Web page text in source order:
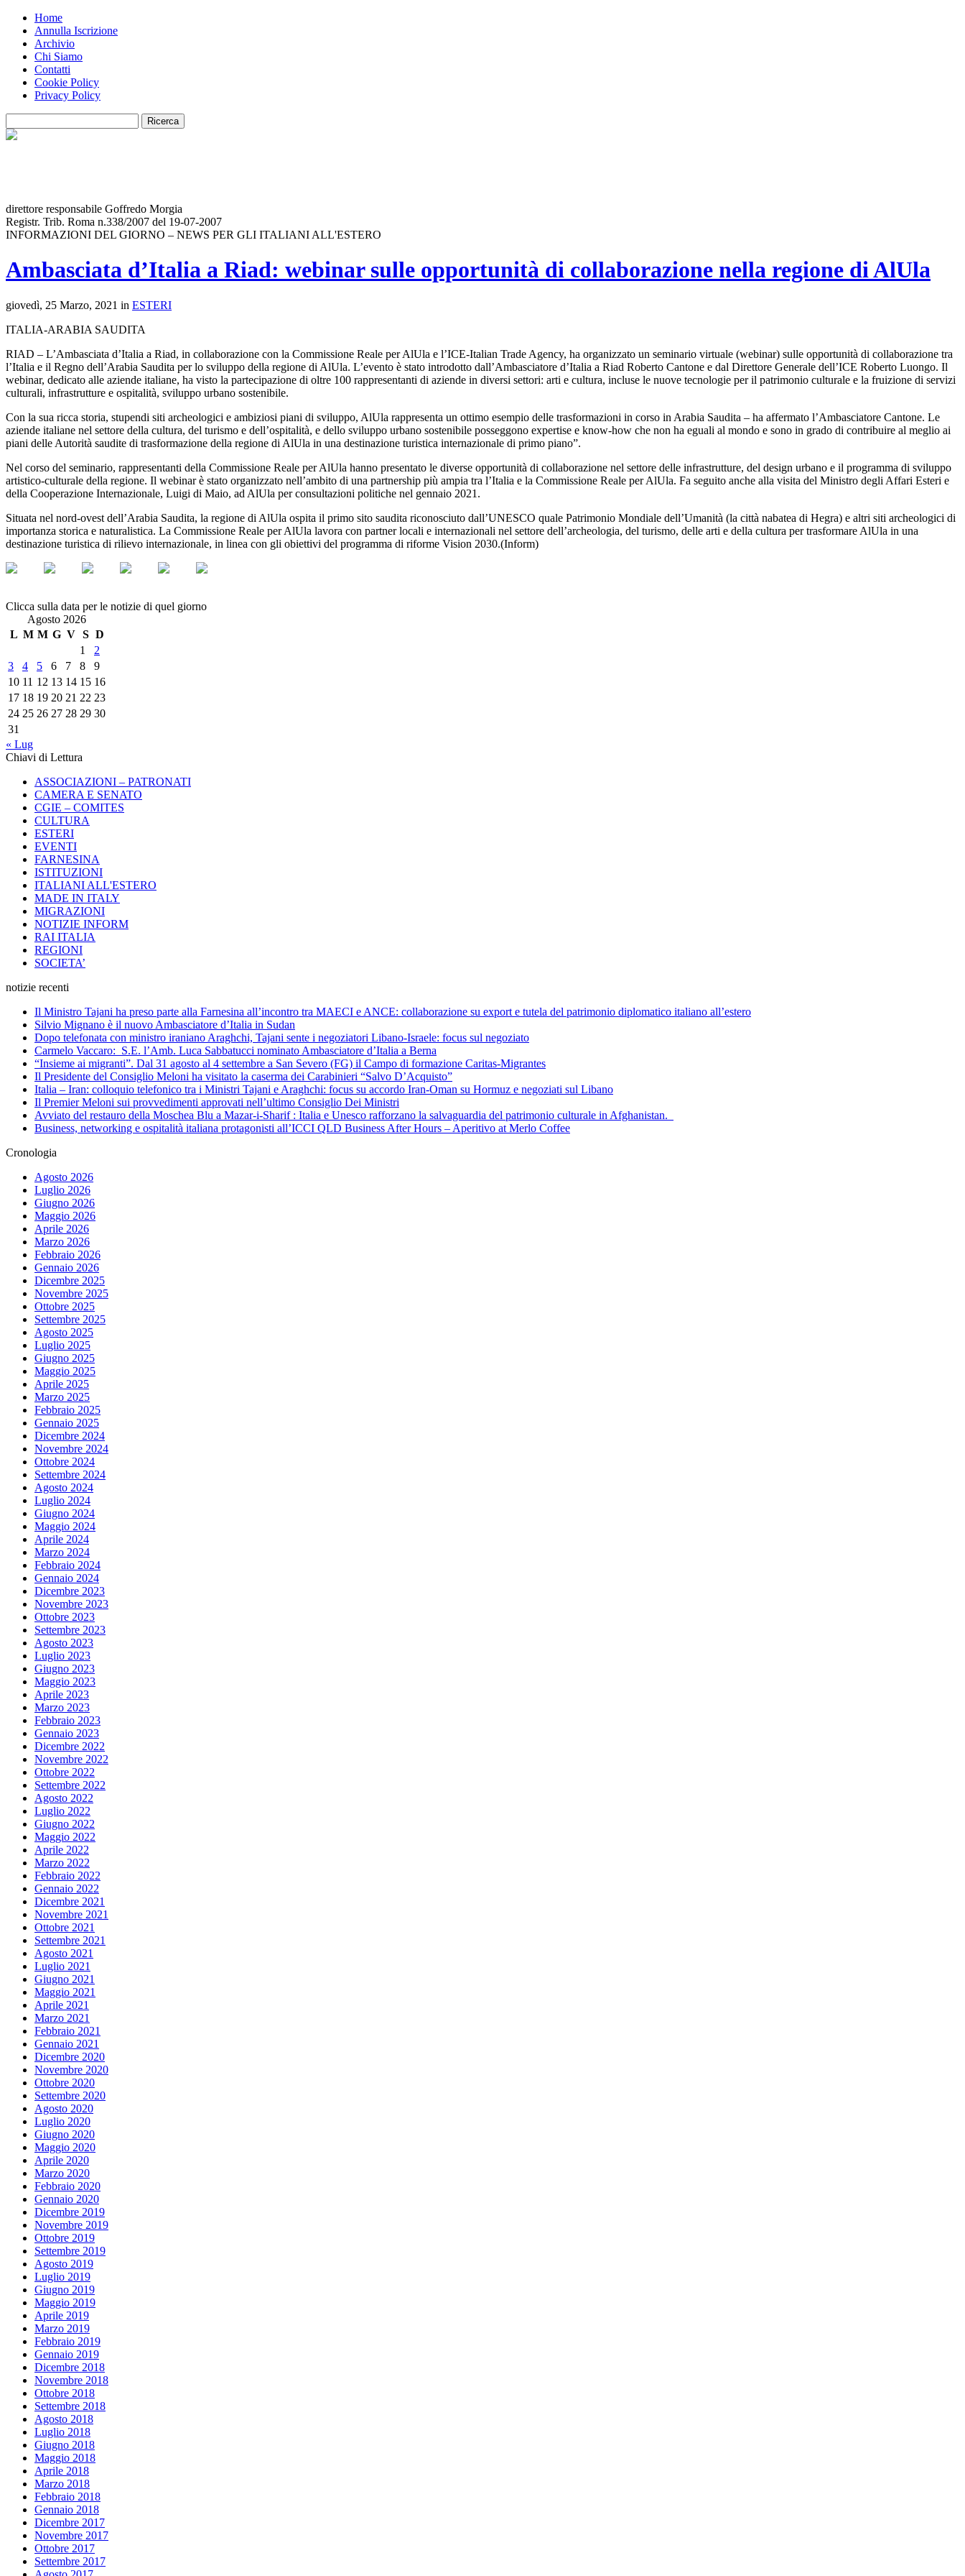
Home
Annulla Iscrizione
Archivio
Chi Siamo
Contatti
Cookie Policy
Privacy Policy
direttore responsabile Goffredo Morgia
Registr. Trib. Roma n.338/2007 del 19-07-2007
INFORMAZIONI DEL GIORNO – NEWS PER GLI ITALIANI ALL'ESTERO
Ambasciata d’Italia a Riad: webinar sulle opportunità di collaborazione nella regione di AlUla
giovedì, 25 Marzo, 2021 in ESTERI
ITALIA-ARABIA SAUDITA
RIAD – L’Ambasciata d’Italia a Riad, in collaborazione con la Commissione Reale per AlUla e l’ICE-Italian Trade Agency, ha organizzato un seminario virtuale (webinar) sulle opportunità di collaborazione tra
l’Italia e il Regno dell’Arabia Saudita per lo sviluppo della regione di AlUla. L’evento è stato introdotto dall’Ambasciatore d’Italia a Riad Roberto Cantone e dal Direttore Generale dell’ICE Roberto Luongo. Il
webinar, dedicato alle aziende italiane, ha visto la partecipazione di oltre 100 rappresentanti di aziende in diversi settori: arti e cultura, incluse le nuove tecnologie per il patrimonio culturale e la fruizione di servizi
culturali, infrastrutture e ospitalità, sviluppo urbano sostenibile.
Con la sua ricca storia, stupendi siti archeologici e ambiziosi piani di sviluppo, AlUla rappresenta un ottimo esempio delle trasformazioni in corso in Arabia Saudita – ha affermato l’Ambasciatore Cantone. Le
aziende italiane nel settore della cultura, del turismo e dell’ospitalità, e dello sviluppo urbano sostenibile posseggono expertise e know-how che non ha eguali al mondo e sono in grado di contribuire al meglio ai
piani delle Autorità saudite di trasformazione della regione di AlUla in una destinazione turistica internazionale di primo piano”.
Nel corso del seminario, rappresentanti della Commissione Reale per AlUla hanno presentato le diverse opportunità di collaborazione nel settore delle infrastrutture, del design urbano e il programma di sviluppo
artistico-culturale della regione. Il webinar è stato organizzato nell’ambito di una partnership più ampia tra l’Italia e la Commissione Reale per AlUla. Fa seguito anche alla visita del Ministro degli Affari Esteri e
della Cooperazione Internazionale, Luigi di Maio, ad AlUla per consultazioni politiche nel gennaio 2021.
Situata nel nord-ovest dell’Arabia Saudita, la regione di AlUla ospita il primo sito saudita riconosciuto dall’UNESCO quale Patrimonio Mondiale dell’Umanità (la città nabatea di Hegra) e altri siti archeologici di
importanza storica e naturalistica. La Commissione Reale per AlUla lavora con partner locali e internazionali nel settore dell’archeologia, del turismo, delle arti e della cultura per trasformare AlUla in una
destinazione turistica di rilievo internazionale, in linea con gli obiettivi del programma di riforme Vision 2030.(Inform)
Clicca sulla data per le notizie di quel giorno
Agosto 2026
L M M G V S D
1
2
3
4 5 6 7 8
9
10 11 12 13 14 15 16
17 18 19 20 21 22 23
24 25 26 27 28 29 30
31
« Lug
Chiavi di Lettura
ASSOCIAZIONI – PATRONATI
CAMERA E SENATO
CGIE – COMITES
CULTURA
ESTERI
EVENTI
FARNESINA
ISTITUZIONI
ITALIANI ALL'ESTERO
MADE IN ITALY
MIGRAZIONI
NOTIZIE INFORM
RAI ITALIA
REGIONI
SOCIETA’
notizie recenti
Il Ministro Tajani ha preso parte alla Farnesina all’incontro tra MAECI e ANCE: collaborazione su export e tutela del patrimonio diplomatico italiano all’estero
Silvio Mignano è il nuovo Ambasciatore d’Italia in Sudan
Dopo telefonata con ministro iraniano Araghchi, Tajani sente i negoziatori Libano-Israele: focus sul negoziato
Carmelo Vaccaro: S.E. l’Amb. Luca Sabbatucci nominato Ambasciatore d’Italia a Berna
“Insieme ai migranti”. Dal 31 agosto al 4 settembre a San Severo (FG) il Campo di formazione Caritas-Migrantes
Il Presidente del Consiglio Meloni ha visitato la caserma dei Carabinieri “Salvo D’Acquisto”
Italia – Iran: colloquio telefonico tra i Ministri Tajani e Araghchi: focus su accordo Iran-Oman su Hormuz e negoziati sul Libano
Il Premier Meloni sui provvedimenti approvati nell’ultimo Consiglio Dei Ministri
Avviato del restauro della Moschea Blu a Mazar-i-Sharif : Italia e Unesco rafforzano la salvaguardia del patrimonio culturale in Afghanistan.
Business, networking e ospitalità italiana protagonisti all’ICCI QLD Business After Hours – Aperitivo at Merlo Coffee
Cronologia
Agosto 2026
Luglio 2026
Giugno 2026
Maggio 2026
Aprile 2026
Marzo 2026
Febbraio 2026
Gennaio 2026
Dicembre 2025
Novembre 2025
Ottobre 2025
Settembre 2025
Agosto 2025
Luglio 2025
Giugno 2025
Maggio 2025
Aprile 2025
Marzo 2025
Febbraio 2025
Gennaio 2025
Dicembre 2024
Novembre 2024
Ottobre 2024
Settembre 2024
Agosto 2024
Luglio 2024
Giugno 2024
Maggio 2024
Aprile 2024
Marzo 2024
Febbraio 2024
Gennaio 2024
Dicembre 2023
Novembre 2023
Ottobre 2023
Settembre 2023
Agosto 2023
Luglio 2023
Giugno 2023
Maggio 2023
Aprile 2023
Marzo 2023
Febbraio 2023
Gennaio 2023
Dicembre 2022
Novembre 2022
Ottobre 2022
Settembre 2022
Agosto 2022
Luglio 2022
Giugno 2022
Maggio 2022
Aprile 2022
Marzo 2022
Febbraio 2022
Gennaio 2022
Dicembre 2021
Novembre 2021
Ottobre 2021
Settembre 2021
Agosto 2021
Luglio 2021
Giugno 2021
Maggio 2021
Aprile 2021
Marzo 2021
Febbraio 2021
Gennaio 2021
Dicembre 2020
Novembre 2020
Ottobre 2020
Settembre 2020
Agosto 2020
Luglio 2020
Giugno 2020
Maggio 2020
Aprile 2020
Marzo 2020
Febbraio 2020
Gennaio 2020
Dicembre 2019
Novembre 2019
Ottobre 2019
Settembre 2019
Agosto 2019
Luglio 2019
Giugno 2019
Maggio 2019
Aprile 2019
Marzo 2019
Febbraio 2019
Gennaio 2019
Dicembre 2018
Novembre 2018
Ottobre 2018
Settembre 2018
Agosto 2018
Luglio 2018
Giugno 2018
Maggio 2018
Aprile 2018
Marzo 2018
Febbraio 2018
Gennaio 2018
Dicembre 2017
Novembre 2017
Ottobre 2017
Settembre 2017